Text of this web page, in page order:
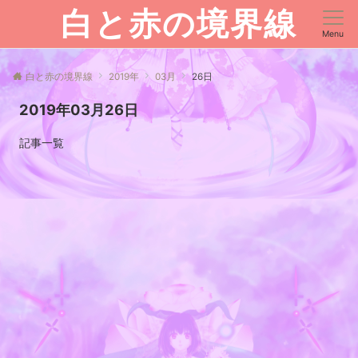
白と赤の境界線 Menu
白と赤の境界線 2019年 03月 26日
2019年03月26日
記事一覧